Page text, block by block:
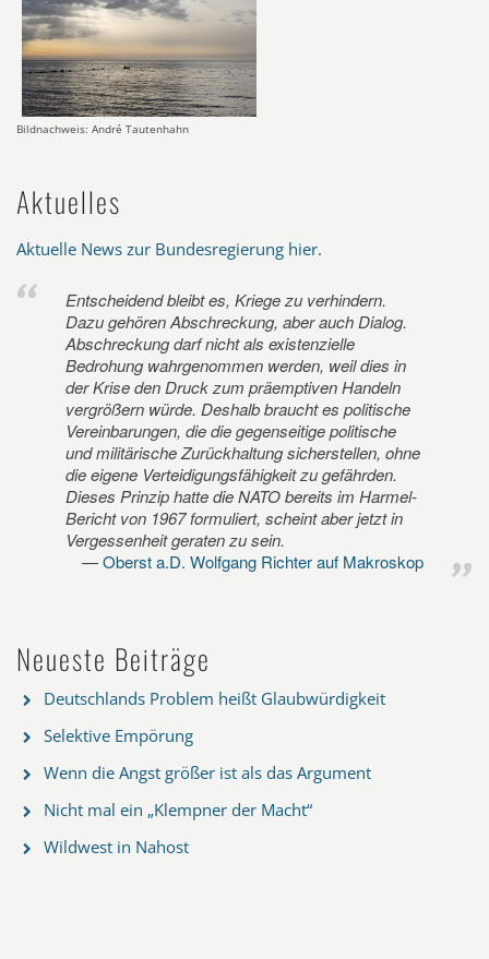
Bildnachweis: André Tautenhahn
Aktuelles
Aktuelle News zur Bundesregierung hier.
Entscheidend bleibt es, Kriege zu verhindern.
Dazu gehören Abschreckung, aber auch Dialog.
Abschreckung darf nicht als existenzielle
Bedrohung wahrgenommen werden, weil dies in
der Krise den Druck zum präemptiven Handeln
vergrößern würde. Deshalb braucht es politische
Vereinbarungen, die die gegenseitige politische
und militärische Zurückhaltung sicherstellen, ohne
die eigene Verteidigungsfähigkeit zu gefährden.
Dieses Prinzip hatte die NATO bereits im Harmel-
Bericht von 1967 formuliert, scheint aber jetzt in
Vergessenheit geraten zu sein.
Oberst a.D. Wolfgang Richter auf Makroskop
Neueste Beiträge
Deutschlands Problem heißt Glaubwürdigkeit
Selektive Empörung
Wenn die Angst größer ist als das Argument
Nicht mal ein „Klempner der Macht“
Wildwest in Nahost